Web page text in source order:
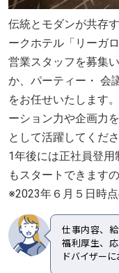
伝統とモダンが共存
ークホテル「リーガ
営業スタッフを募集
か、パーティー・ 会
をお任せいたします
ーション力や企画力
として活躍してくだ
1年後には正社員登
もスタートできます
※2023年６月５日時
仕事内容、
福利厚生、
ドバイザー